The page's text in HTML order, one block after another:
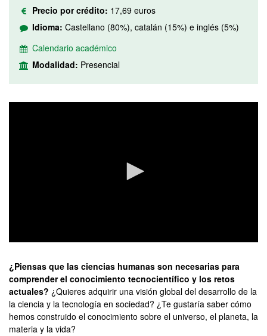
Precio por crédito: 17,69 euros
Idioma: Castellano (80%), catalán (15%) e inglés (5%)
Calendario académico
Modalidad: Presencial
of
0
seconds
¿Piensas que las ciencias humanas son necesarias para
comprender el conocimiento tecnocientífico y los retos
actuales? ¿Quieres adquirir una visión global del desarrollo de la
la ciencia y la tecnología en sociedad? ¿Te gustaría saber cómo
hemos construido el conocimiento sobre el universo, el planeta, la
materia y la vida?